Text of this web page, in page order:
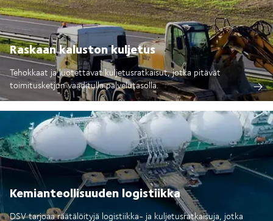
Raskaan kaluston kuljetus
Tehokkaat ja luotettavat kuljetusratkaisut, jotka pitävät
toimitusketjun vaaditulla palvelutasolla.
Kemianteollisuuden logistiikka
DSV tarjoaa räätälöityjä logistiikka- ja kuljetusratkaisuja, jotka